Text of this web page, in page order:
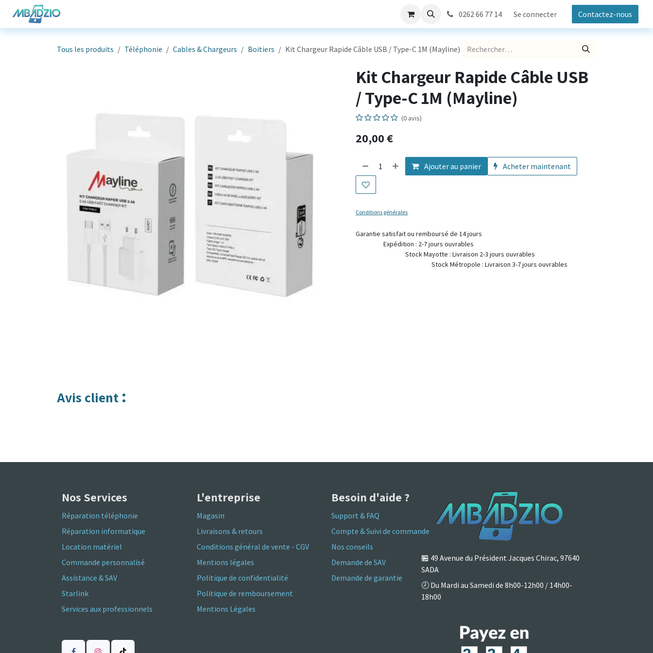
Se rendre au contenu
0262 66 77 14 Se connecter Contactez-nous
Tous les produits Téléphonie Cables & Chargeurs Boitiers Kit Chargeur Rapide Câble USB / Type-C 1M (Mayline)
Kit Chargeur Rapide Câble USB
/ Type-C 1M (Mayline)
(0 avis)
20,00€
Ajouter au panier Acheter maintenant
Conditions générales
Garantie satisfait ou remboursé de 14 jours
Expédition : 2-7 jours ouvrables
Stock Mayotte : Livraison 2-3 jours ouvrables
Stock Métropole : Livraison 3-7 jours ouvrables
Avis client :
L'entreprise
Magasin
Livraisons & retours
Conditions général de vente - CGV
Mentions légales
Politique de confidentialité
Politique de remboursement
Mentions Légales
Besoin d'aide ?
Support & FAQ
Compte & Suivi de commande
Nos conseils
Demande de SAV
Demande de garantie
Nos Services
Réparation téléphonie
Réparation informatique
Location matériel
Commande personnalisé
Assistance & SAV
Starlink
Services aux professionnels
🏪 49 Avenue du Président Jacques Chirac, 97640
SADA
🕗 Du Mardi au Samedi de 8h00-12h00 / 14h00-
18h00